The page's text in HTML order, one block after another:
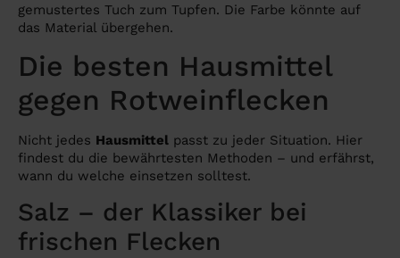
gemustertes Tuch zum Tupfen. Die Farbe könnte auf
das Material übergehen.
Die besten Hausmittel
gegen Rotweinflecken
Nicht jedes Hausmittel passt zu jeder Situation. Hier
findest du die bewährtesten Methoden – und erfährst,
wann du welche einsetzen solltest.
Salz – der Klassiker bei
frischen Flecken